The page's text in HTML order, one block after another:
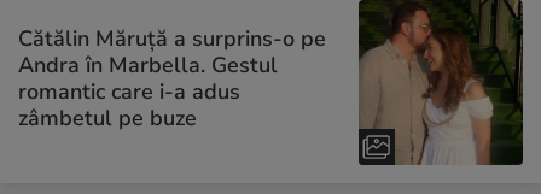
Cătălin Măruță a surprins-o pe
Andra în Marbella. Gestul
romantic care i-a adus
zâmbetul pe buze